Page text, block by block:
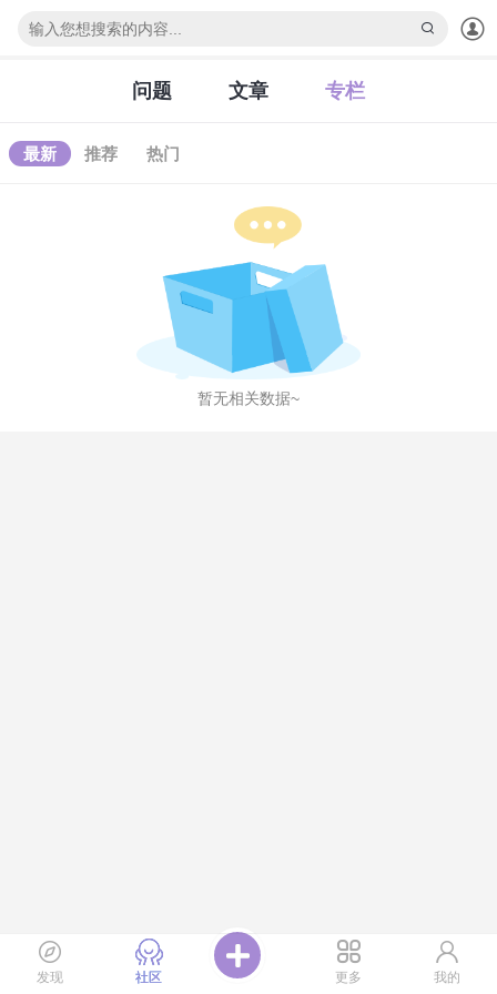
问题 文章 专栏
最新 推荐 热门
暂无相关数据~
发现 社区 更多 我的